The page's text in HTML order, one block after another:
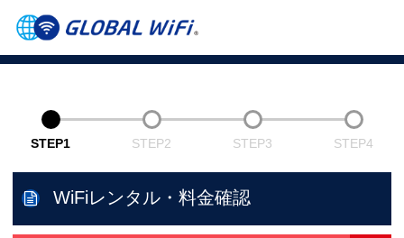
STEP1 STEP2 STEP3 STEP4
WiFiレンタル・料金確認